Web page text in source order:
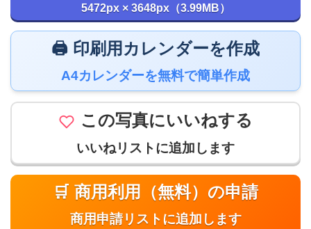
5472px × 3648px（3.99MB）
🖨️ 印刷用カレンダーを作成
A4カレンダーを無料で簡単作成
この写真にいいねする
いいねリストに追加します
🛒 商用利用（無料）の申請
商用申請リストに追加します